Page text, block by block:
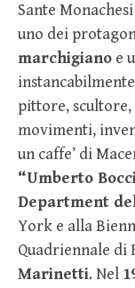
Sante
uno dei
marchigiano e
pittore,
movimenti,
un caffe’ di
“Umberto
Department
York e alla
Quadriennale di
Marinetti. Nel